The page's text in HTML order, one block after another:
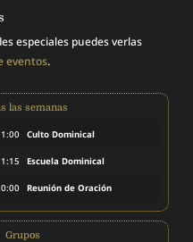
especiales puedes verlas
eventos.
las semanas
Culto Dominical
Escuela Dominical
Reunión de Oración
Grupos